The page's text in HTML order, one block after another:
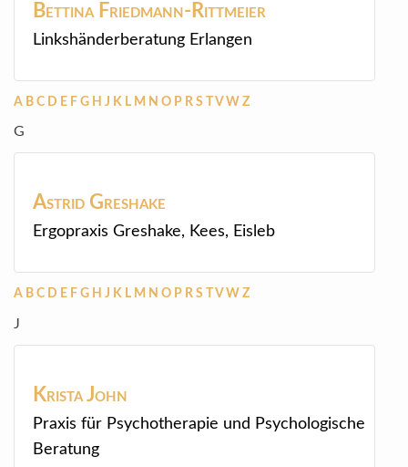
Bettina Friedmann-Rittmeier
Linkshänderberatung Erlangen
A B C D E F G H J K L M N O P R S TV W Z
G
Astrid Greshake
Ergopraxis Greshake, Kees, Eisleb
A B C D E F G H J K L M N O P R S V W Z
J
KristaJohn
Praxis für Psychotherapie und Psychologische
Beratung